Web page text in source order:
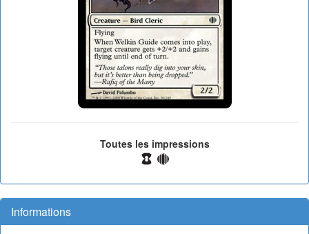
Toutes les impressions
Informations